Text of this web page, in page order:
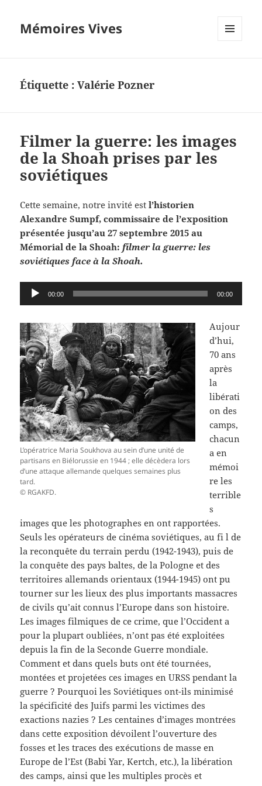
Mémoires Vives
Étiquette :Valérie Pozner
Filmer la guerre: les images
de la Shoah prises par les
soviétiques
Cette semaine, notre invité est l’historien
Alexandre Sumpf, commissaire de l’exposition
présentée jusqu’au 27 septembre 2015 au
Mémorial de la Shoah:filmer la guerre: les
soviétiques face à la Shoah.
Lecteur
audio
00:00 00:00
L’opératrice Maria Soukhova au sein d’une unité de
partisans en Biélorussie en 1944 ; elle décèdera lors
d’une attaque allemande quelques semaines plus
tard.
© RGAKFD.
Aujour
d’hui,
70 ans
après
la
libérati
on des
camps,
chacun
a en
mémoi
re les
terrible
s
images que les photographes en ont rapportées.
Seuls les opérateurs de cinéma soviétiques, au fi l de
la reconquête du terrain perdu (1942-1943), puis de
la conquête des pays baltes, de la Pologne et des
territoires allemands orientaux (1944-1945) ont pu
tourner sur les lieux des plus importants massacres
de civils qu’ait connus l’Europe dans son histoire.
Les images filmiques de ce crime, que l’Occident a
pour la plupart oubliées, n’ont pas été exploitées
depuis la fin de la Seconde Guerre mondiale.
Comment et dans quels buts ont été tournées,
montées et projetées ces images en URSS pendant la
guerre ? Pourquoi les Soviétiques ont-ils minimisé
la spécificité des Juifs parmi les victimes des
exactions nazies ? Les centaines d’images montrées
dans cette exposition dévoilent l’ouverture des
fosses et les traces des exécutions de masse en
Europe de l’Est (Babi Yar, Kertch, etc.), la libération
des camps, ainsi que les multiples procès et